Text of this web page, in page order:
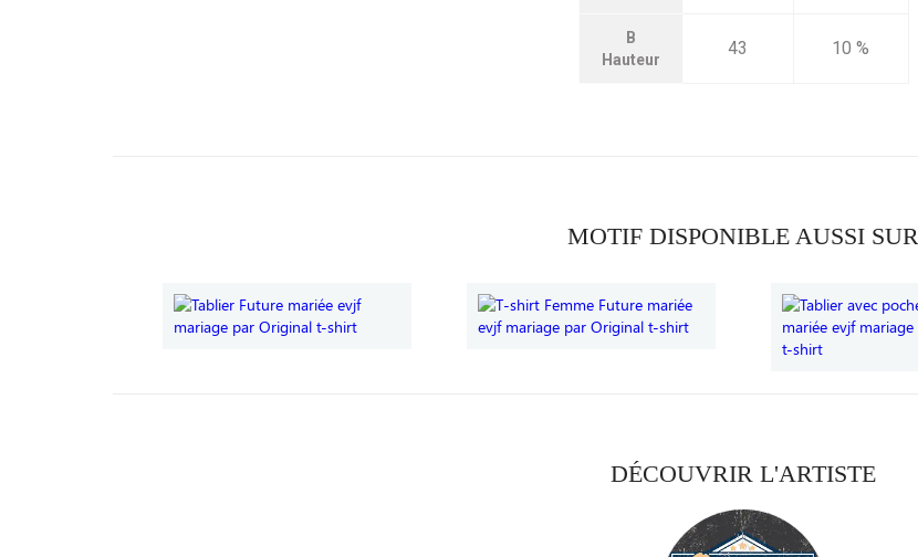
B
Hauteur
43 10 %
MOTIF DISPONIBLE AUSSI SUR
DÉCOUVRIR L'ARTISTE